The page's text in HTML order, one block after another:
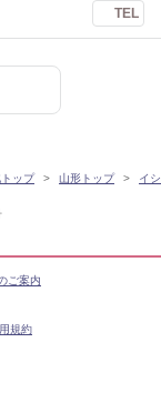
TEL
ップ 山形トップ イ
ご案内
規約